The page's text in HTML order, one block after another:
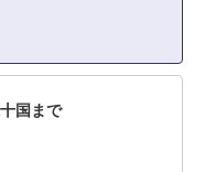
国まで